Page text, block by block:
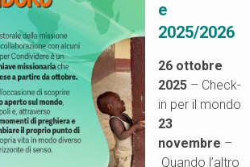
e
2025/2026
26 ottobre
2025 – Check-
in per il mondo
23
novembre –
Quando l’altro